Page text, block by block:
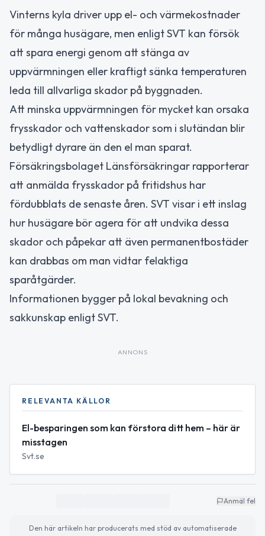
Vinterns kyla driver upp el- och värmekostnader
för många husägare, men enligt SVT kan försök
att spara energi genom att stänga av
uppvärmningen eller kraftigt sänka temperaturen
leda till allvarliga skador på byggnaden.
Att minska uppvärmningen för mycket kan orsaka
frysskador och vattenskador som i slutändan blir
betydligt dyrare än den el man sparat.
Försäkringsbolaget Länsförsäkringar rapporterar
att anmälda frysskador på fritidshus har
fördubblats de senaste åren. SVT visar i ett inslag
hur husägare bör agera för att undvika dessa
skador och påpekar att även permanentbostäder
kan drabbas om man vidtar felaktiga
sparåtgärder.
Informationen bygger på lokal bevakning och
sakkunskap enligt SVT.
ANNONS
RELEVANTA KÄLLOR
El-besparingen som kan förstora ditt hem – här är
misstagen
Svt.se
Anmäl fel
Den här artikeln har producerats med stöd av automatiserade